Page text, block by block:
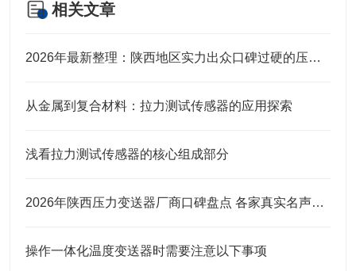
相关文章
2026年最新整理：陕西地区实力出众口碑过硬的压力变送器品牌
从金属到复合材料：拉力测试传感器的应用探索
浅看拉力测试传感器的核心组成部分
2026年陕西压力变送器厂商口碑盘点 各家真实名声实力全解析
操作一体化温度变送器时需要注意以下事项